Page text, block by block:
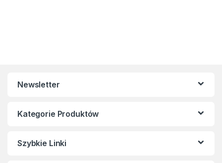
Newsletter
Kategorie Produktów
Szybkie Linki